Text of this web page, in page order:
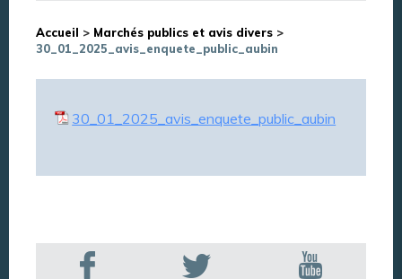
Accueil > Marchés publics et avis divers >
30_01_2025_avis_enquete_public_aubin
30_01_2025_avis_enquete_public_aubin